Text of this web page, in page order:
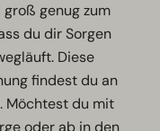
groß genug zum
du dir Sorgen
Diese
findest du an
Möchtest du mit
oder ab in den